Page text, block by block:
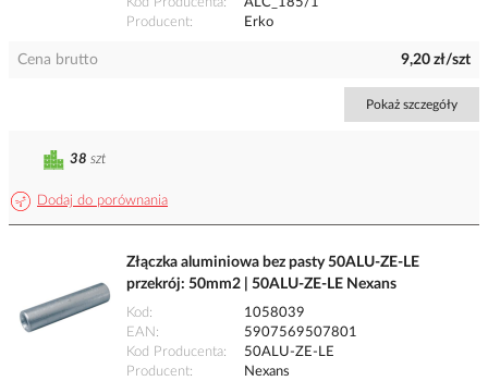
Kod Producenta
ALC_185/1
Producent
Erko
Cena brutto 9,20 zł/szt
Pokaż szczegóły
Dodaj do porównania
38 szt
Złączka aluminiowa bez pasty 50ALU-ZE-LE
przekrój: 50mm2 | 50ALU-ZE-LE Nexans
Kod
1058039
EAN
5907569507801
Kod Producenta
50ALU-ZE-LE
Producent
Nexans